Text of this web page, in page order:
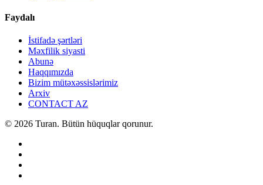
Faydalı
İstifadə şərtləri
Məxfilik siyasti
Abunə
Haqqımızda
Bizim mütəxəssislərimiz
Arxiv
CONTACT AZ
© 2026 Turan. Bütün hüquqlar qorunur.